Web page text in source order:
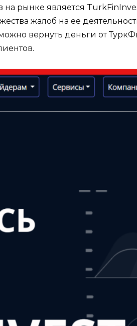
рынке является
жалоб на ее
вернуть деньги от